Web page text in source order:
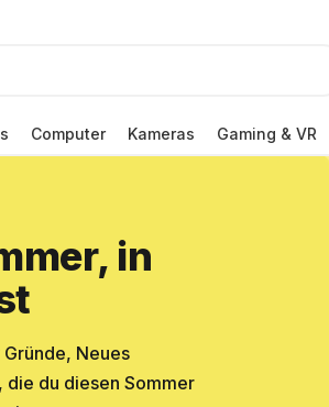
Computer Kameras Gaming & VR
in
Neues
die du diesen Sommer